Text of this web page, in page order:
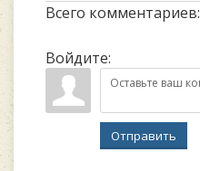
Всего комментариев:
Войдите:
Отправить